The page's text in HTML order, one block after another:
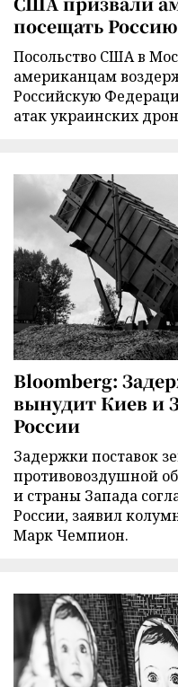
посещать
Посольство США в
американцам
Российскую
атак украинских
Bloomberg:
вынудит Киев и
России
Задержки поставок
противовоздушной
и страны Запада
России, заявил
Марк Чемпион.